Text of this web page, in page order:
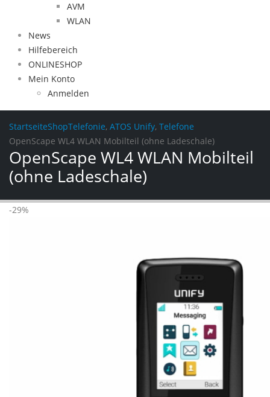
AVM
WLAN
News
Hilfebereich
ONLINESHOP
Mein Konto
Anmelden
StartseiteShopTelefonie, ATOS Unify, Telefone
OpenScape WL4 WLAN Mobilteil (ohne Ladeschale)
OpenScape WL4 WLAN Mobilteil
(ohne Ladeschale)
-29%